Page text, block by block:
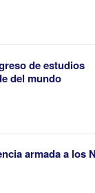
de estudios
del mundo
armada a los